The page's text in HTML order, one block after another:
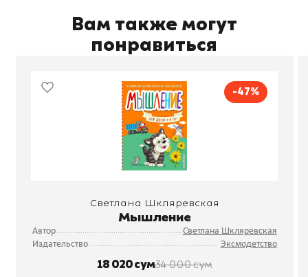
Вам также могут
понравиться
-47%
Светлана Шкляревская
Мышление
Автор
Светлана Шкляревская
Издательство
Эксмодетство
18 020 сум34 000 сум